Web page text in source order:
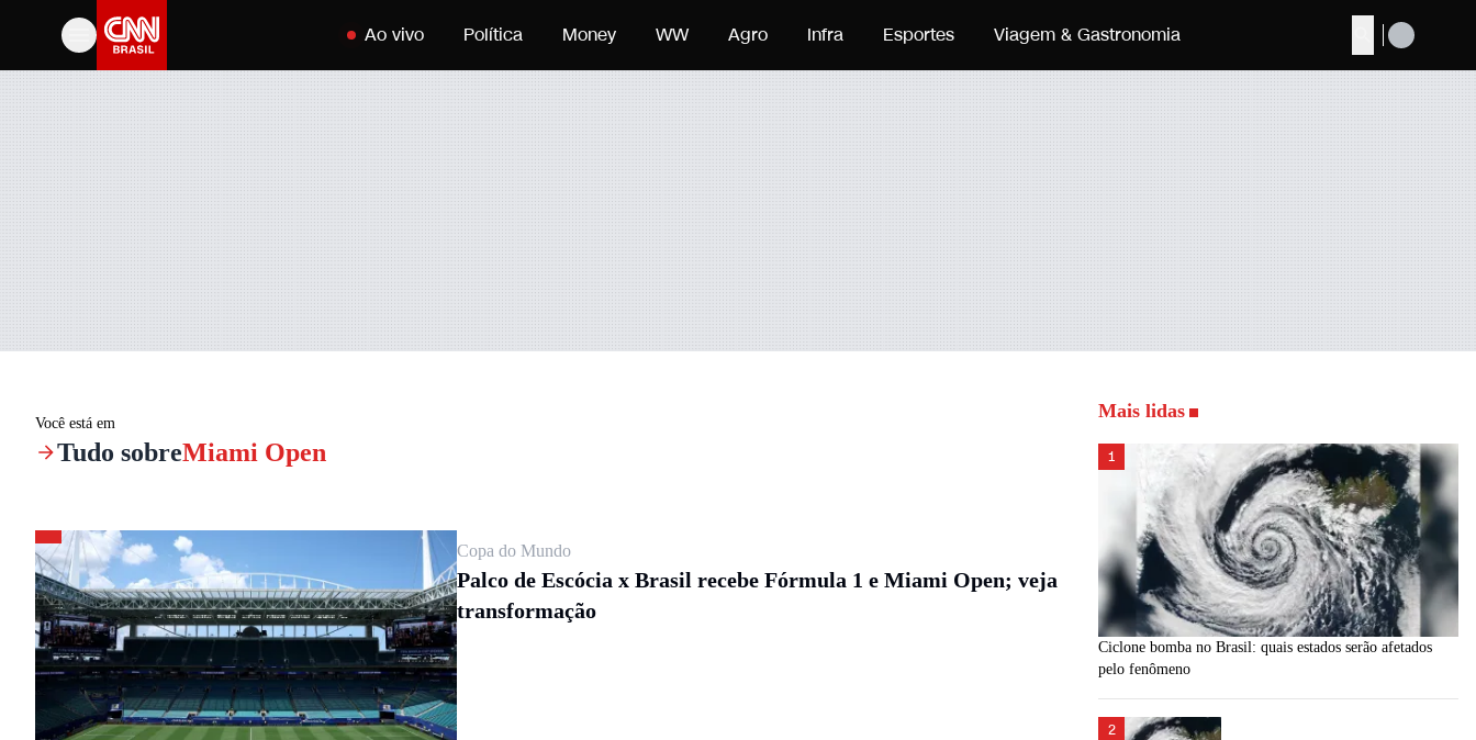
Buscar
Pular para o conteúdo
Ao vivo Política Money WW Agro Infra Esportes Viagem & Gastronomia
Você está em
Tudo sobreMiami Open
Copa do Mundo
Palco de Escócia x Brasil recebe Fórmula 1 e Miami Open; veja
transformação
Mais lidas
1
Ciclone bomba no Brasil: quais estados serão afetados
pelo fenômeno
2